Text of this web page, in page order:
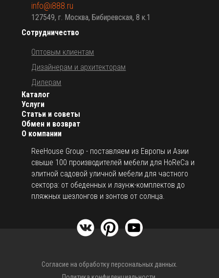
О компании
ReeHouse Group - поставляем из Европы и Азии
свыше 100 производителей мебели для HoReCa и
элитной садовой уличной мебели для частного
сектора: от обеденных и лаунж-комплектов до
пляжных шезлонгов и зонтов от солнца.
Каталог
Услуги
Статьи и советы
Обмен и возврат
Сотрудничество
Оптовым клиентам
Дизайнерам и архитекторам
Дилерам
info@i888.ru
127549, г. Москва, Бибиревская, 8 к.1
Согласие на обработку персональных данных.